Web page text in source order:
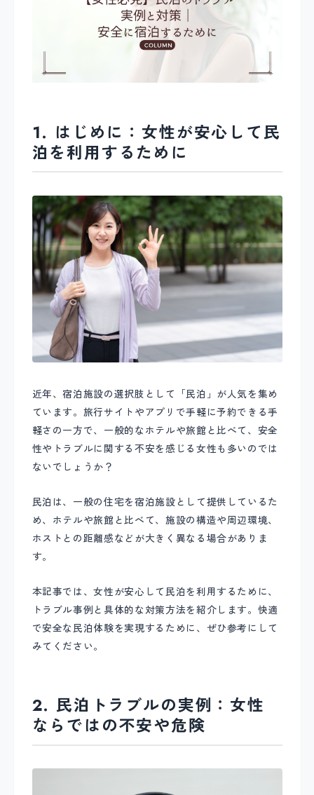
1. はじめに：女性が安心して民
泊を利用するために
近年、宿泊施設の選択肢として「民泊」が人気を集め
ています。旅行サイトやアプリで手軽に予約できる手
軽さの一方で、一般的なホテルや旅館と比べて、安全
性やトラブルに関する不安を感じる女性も多いのでは
ないでしょうか？
民泊は、一般の住宅を宿泊施設として提供しているた
め、ホテルや旅館と比べて、施設の構造や周辺環境、
ホストとの距離感などが大きく異なる場合がありま
す。
本記事では、女性が安心して民泊を利用するために、
トラブル事例と具体的な対策方法を紹介します。快適
で安全な民泊体験を実現するために、ぜひ参考にして
みてください。
2. 民泊トラブルの実例：女性
ならではの不安や危険